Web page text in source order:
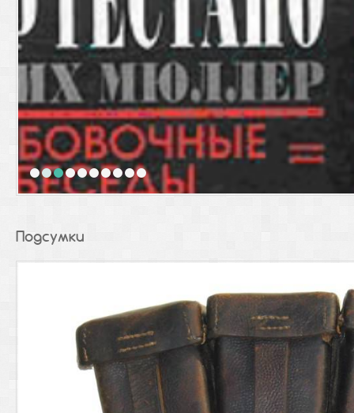
1 2 3 4 5 6 7 8 9 10
Подсумки